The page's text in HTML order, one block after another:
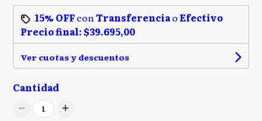
15% OFFconTransferenciao Efectivo
Precio final:$39.695,00
Ver cuotas y descuentos
Cantidad
1